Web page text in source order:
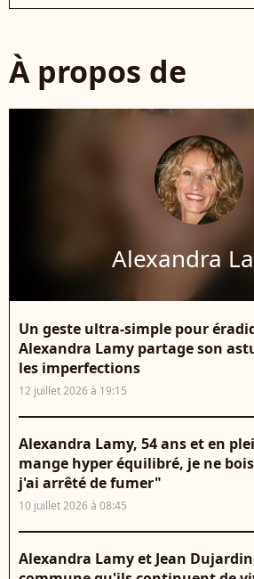
À propos de
Alexandra
Un geste ultra-simple pour
Alexandra Lamy partage son
les imperfections
12 juillet 2026 à 19:15
Alexandra Lamy, 54 ans et en
mange hyper équilibré, je ne
j'ai arrêté de fumer"
10 juillet 2026 à 08:45
Alexandra Lamy et Jean